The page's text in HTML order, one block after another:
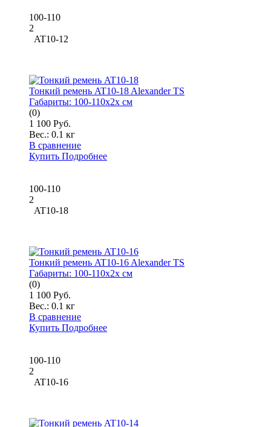
100-110
2
AT10-12
Тонкий ремень AT10-18 Alexander TS
Габариты: 100-110x2x см
(0)
1 100 Руб.
Вес.: 0.1 кг
В сравнение
Купить Подробнее
100-110
2
AT10-18
Тонкий ремень AT10-16 Alexander TS
Габариты: 100-110x2x см
(0)
1 100 Руб.
Вес.: 0.1 кг
В сравнение
Купить Подробнее
100-110
2
AT10-16